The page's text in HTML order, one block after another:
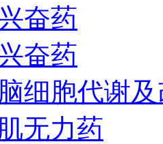
奋药
奋药
细胞代谢
无力药